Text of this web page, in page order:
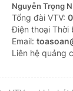
Nguyễn Trọng
Tổng đài VTV:
Ðiện thoại Thời
Email:
Liên hệ quảng